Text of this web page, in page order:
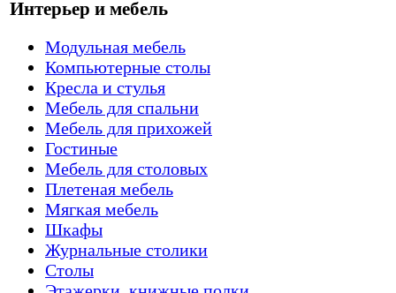
Интерьер и мебель
Модульная мебель
Компьютерные столы
Кресла и стулья
Мебель для спальни
Мебель для прихожей
Гостиные
Мебель для столовых
Плетеная мебель
Мягкая мебель
Шкафы
Журнальные столики
Столы